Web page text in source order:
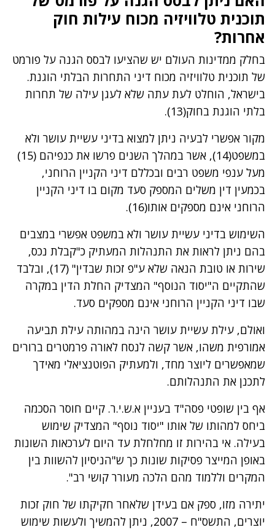
תוכנית טלוויזיה מכוח עילות חוק
אחרות?
בחלק ממדינות העולם יש שהציעו לבסס הגנה על פורמט
של תוכנית טלוויזיה מכוח דיני התחרות הבלתי הוגנת.
בישראל, הוחלט לעת עתה שלא לעגן עילה של תחרות
בלתי הוגנת בחוק(13).
מקור אפשרי לבעיה ניתן למצוא בדיני עשיית עושר ולא
במשפט(14), אשר במהלך השנים פרשו את כנפיהם (15)
מעל ענפי משפט רבים ובכללם דיני הקניין הרוחני,
בכמעין דין משלים המספק סעד מקום בו דיני הקניין
הרוחני אינם מספקים אותו(16).
השימוש בדיני עשיית עושר ולא במשפט אפשרי במצבים
בהם ניתן לראות את התנהלות המעתיק כ"קבלת נכס,
שירות או טובת הנאה שלא ע"פ זכות שבדין" (17), ובלבד
שהתקיים ה"יסוד הנוסף" המצדיק החלת הדין במקרה
שבו דיני הקניין הרוחני אינם מספקים סעד.
ואולם, עילת עשיית עושר הינה במהותה עילת תביעה
אמורפית משהו, אשר קשה לנסח לאורה פרמטרים ברורים
שמאפשרים ליוצר מחד, ולמעתיק הפוטנציאלי מאידך
לתכנן את התנהלותם.
אף בין שופטי פסה"ד בעניין א.ש.י.ר. קיים חוסר הסכמה
ביחס למהותו של אותו "יסוד נוסף" המצדיק שימוש
בעילה. אי בהירות זו מחלחלת עד היום לערכאות השונות
באופן המייצר פסיקות שונות כך ש"הניסיון להשוות בין
המקרים וללמוד מהם הלכה מעורר קושי רב".
יתירה מזו, ספק אם בעידן שלאחר חקיקתו של חוק זכות
יוצרים, התשס"ח – 2007, ניתן להמשיך ולעשות שימוש